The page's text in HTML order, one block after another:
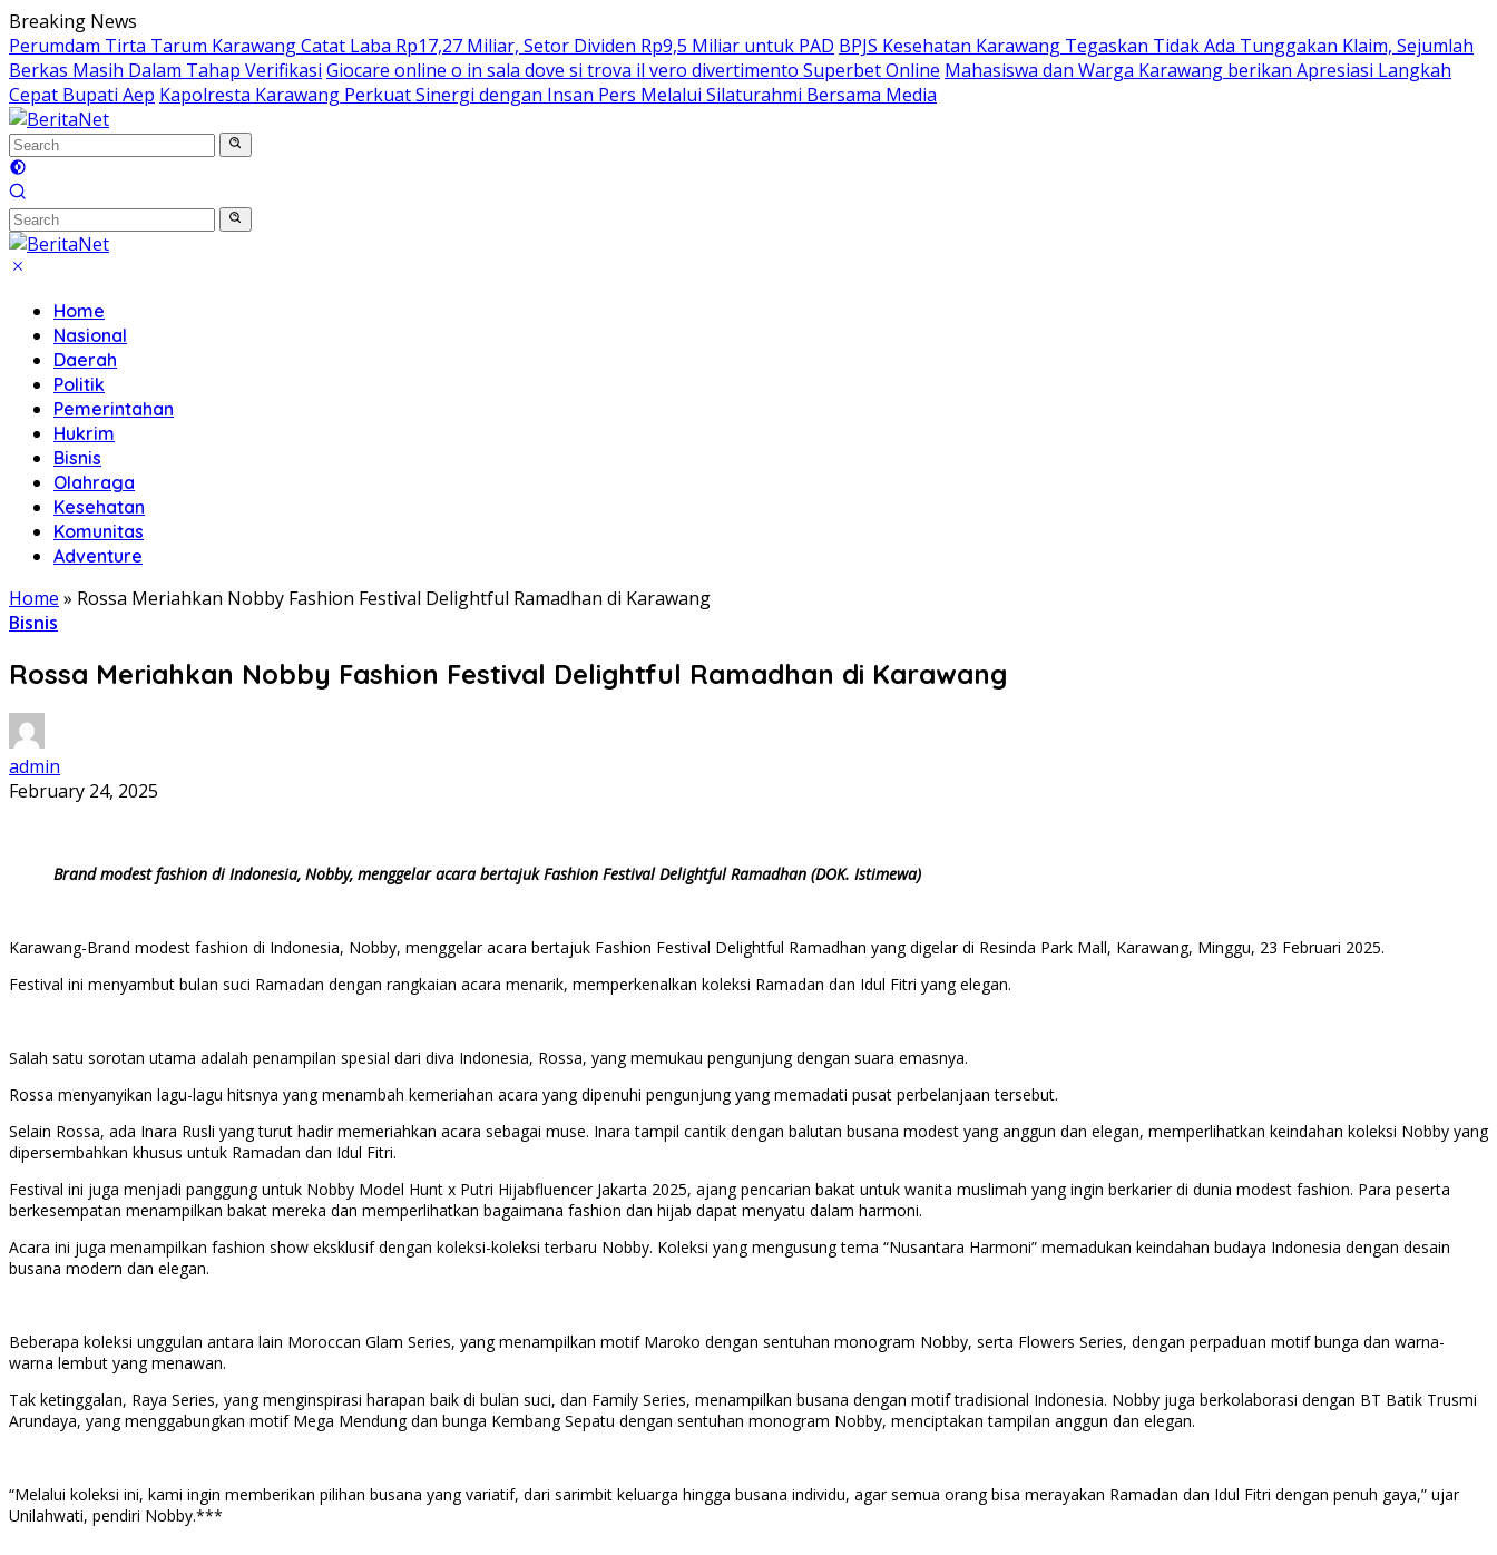
Skip
to
content
Breaking News
Perumdam Tirta Tarum Karawang Catat Laba Rp17,27 Miliar, Setor Dividen Rp9,5 Miliar untuk PAD BPJS Kesehatan Karawang Tegaskan Tidak Ada Tunggakan Klaim, Sejumlah
Berkas Masih Dalam Tahap Verifikasi Giocare online o in sala dove si trova il vero divertimento Superbet Online Mahasiswa dan Warga Karawang berikan Apresiasi Langkah
Cepat Bupati Aep Kapolresta Karawang Perkuat Sinergi dengan Insan Pers Melalui Silaturahmi Bersama Media
Home
Nasional
Daerah
Politik
Pemerintahan
Hukrim
Bisnis
Olahraga
Kesehatan
Komunitas
Adventure
Home » Rossa Meriahkan Nobby Fashion Festival Delightful Ramadhan di Karawang
Bisnis
Rossa Meriahkan Nobby Fashion Festival Delightful Ramadhan di Karawang
admin
February 24, 2025
Brand modest fashion di Indonesia, Nobby, menggelar acara bertajuk Fashion Festival Delightful Ramadhan (DOK. Istimewa)
Karawang-Brand modest fashion di Indonesia, Nobby, menggelar acara bertajuk Fashion Festival Delightful Ramadhan yang digelar di Resinda Park Mall, Karawang, Minggu, 23 Februari 2025.
Festival ini menyambut bulan suci Ramadan dengan rangkaian acara menarik, memperkenalkan koleksi Ramadan dan Idul Fitri yang elegan.
Salah satu sorotan utama adalah penampilan spesial dari diva Indonesia, Rossa, yang memukau pengunjung dengan suara emasnya.
Rossa menyanyikan lagu-lagu hitsnya yang menambah kemeriahan acara yang dipenuhi pengunjung yang memadati pusat perbelanjaan tersebut.
Selain Rossa, ada Inara Rusli yang turut hadir memeriahkan acara sebagai muse. Inara tampil cantik dengan balutan busana modest yang anggun dan elegan, memperlihatkan keindahan koleksi Nobby yang
dipersembahkan khusus untuk Ramadan dan Idul Fitri.
Festival ini juga menjadi panggung untuk Nobby Model Hunt x Putri Hijabfluencer Jakarta 2025, ajang pencarian bakat untuk wanita muslimah yang ingin berkarier di dunia modest fashion. Para peserta
berkesempatan menampilkan bakat mereka dan memperlihatkan bagaimana fashion dan hijab dapat menyatu dalam harmoni.
Acara ini juga menampilkan fashion show eksklusif dengan koleksi-koleksi terbaru Nobby. Koleksi yang mengusung tema “Nusantara Harmoni” memadukan keindahan budaya Indonesia dengan desain
busana modern dan elegan.
Beberapa koleksi unggulan antara lain Moroccan Glam Series, yang menampilkan motif Maroko dengan sentuhan monogram Nobby, serta Flowers Series, dengan perpaduan motif bunga dan warna-
warna lembut yang menawan.
Tak ketinggalan, Raya Series, yang menginspirasi harapan baik di bulan suci, dan Family Series, menampilkan busana dengan motif tradisional Indonesia. Nobby juga berkolaborasi dengan BT Batik Trusmi
Arundaya, yang menggabungkan motif Mega Mendung dan bunga Kembang Sepatu dengan sentuhan monogram Nobby, menciptakan tampilan anggun dan elegan.
“Melalui koleksi ini, kami ingin memberikan pilihan busana yang variatif, dari sarimbit keluarga hingga busana individu, agar semua orang bisa merayakan Ramadan dan Idul Fitri dengan penuh gaya,” ujar
Unilahwati, pendiri Nobby.***